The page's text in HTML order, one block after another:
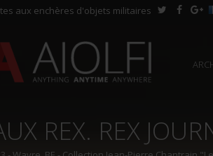
aux enchères d'objets militaires
REX. REX